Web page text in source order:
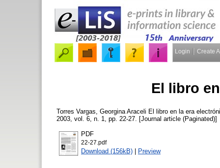
Login Create
El libro
Torres Vargas, Georgina Araceli El libro en la era
2003, vol. 6, n. 1, pp. 22-27. [Journal article (Paginated)]
PDF
22-27.pdf
Download (156kB) | Preview